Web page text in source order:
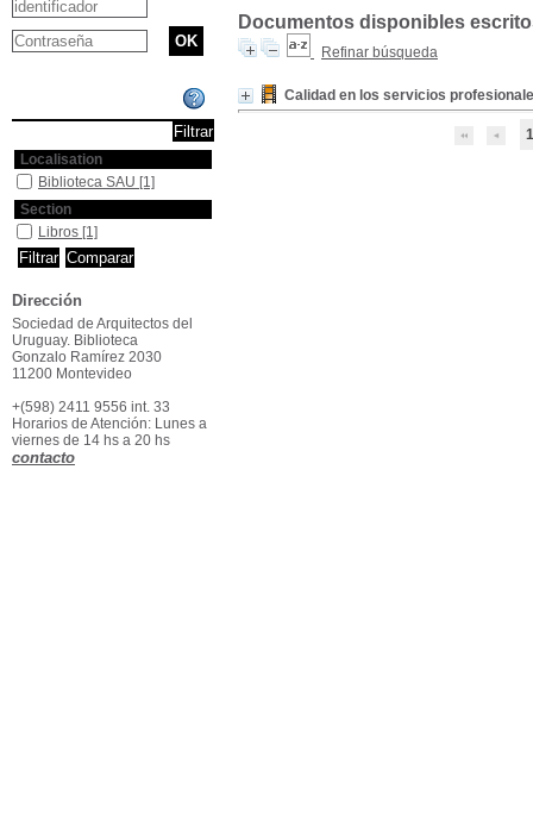
Documentos disponibles
Refinar búsqueda
Calidad en los servicios
1
Localisation
Biblioteca SAU [1]
Section
Libros [1]
Dirección
Sociedad de Arquitectos del
Uruguay. Biblioteca
Gonzalo Ramírez 2030
11200 Montevideo
+(598) 2411 9556 int. 33
Horarios de Atención: Lunes a
viernes de 14 hs a 20 hs
contacto